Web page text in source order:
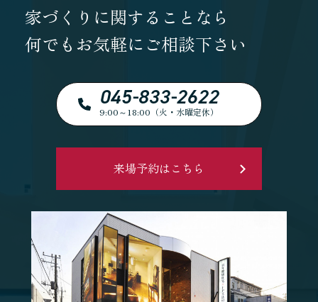
家づくりに関することなら
何でもお気軽にご相談下さい
045-833-2622
9:00～18:00（火・水曜定休）
来場予約はこちら